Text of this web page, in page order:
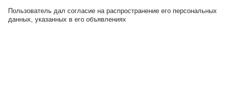
Пользователь дал согласие на распространение его персональных
данных, указанных в его объявлениях